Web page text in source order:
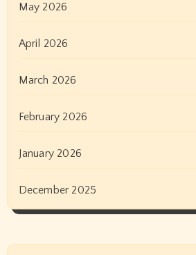
May 2026
April 2026
March 2026
February 2026
January 2026
December 2025